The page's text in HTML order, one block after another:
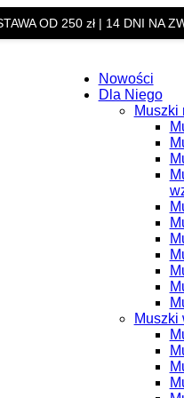
OD 250 zł | 14 DNI NA
Nowości
Dla Niego
Muszki
Muszki